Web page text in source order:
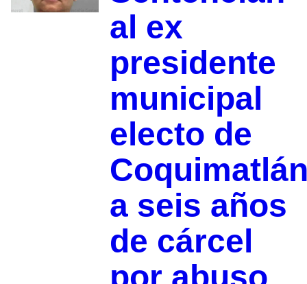
al ex
presidente
municipal
electo de
a seis años
de cárcel